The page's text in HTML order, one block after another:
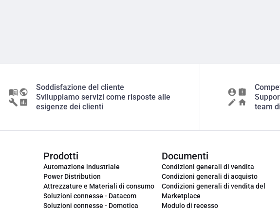
Soddisfazione del cliente
Sviluppiamo servizi come risposte alle
esigenze dei clienti
team
Prodotti
Automazione industriale
Power Distribution
Attrezzature e Materiali di consumo
Soluzioni connesse - Datacom
Soluzioni connesse - Domotica
Documenti
Condizioni generali di vendita
Condizioni generali di acquisto
Condizioni generali di vendita del
Marketplace
Modulo di recesso